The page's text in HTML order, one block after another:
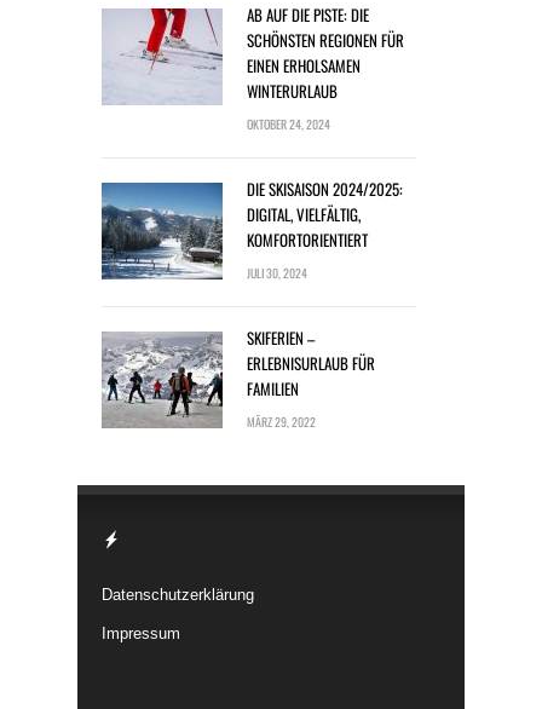
AB AUF DIE PISTE: DIE
SCHÖNSTEN REGIONEN FÜR
EINEN ERHOLSAMEN
WINTERURLAUB
OKTOBER 24, 2024
DIE SKISAISON 2024/2025:
DIGITAL, VIELFÄLTIG,
KOMFORTORIENTIERT
JULI 30, 2024
SKIFERIEN –
ERLEBNISURLAUB FÜR
FAMILIEN
MÄRZ 29, 2022
Datenschutzerklärung
Impressum